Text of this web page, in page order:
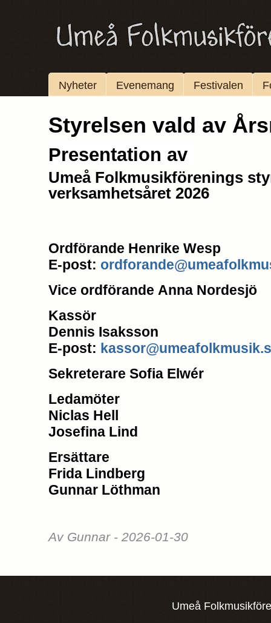
Nyheter Evenemang Festivalen
Styrelsen vald av
Presentation av
Umeå Folkmusikförenings
verksamhetsåret 2026
Ordförande Henrike Wesp
E-post:
Vice ordförande Anna Nordesjö
Kassör
Dennis Isaksson
E-post:
Sekreterare Sofia Elwér
Ledamöter
Niclas Hell
Josefina Lind
Ersättare
Frida Lindberg
Gunnar Löthman
Av Gunnar - 2026-01-30
Umeå